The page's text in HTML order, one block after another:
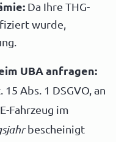
Da Ihre THG-
wurde,
UBA anfragen:
Abs. 1 DSGVO, an
Fahrzeug im
bescheinigt